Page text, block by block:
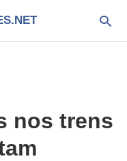
nos trens